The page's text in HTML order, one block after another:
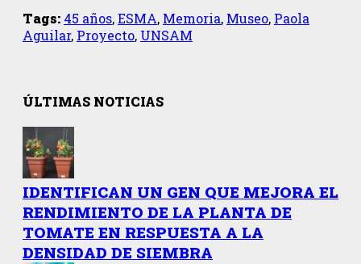
Tags: 45 años,ESMA, Memoria, Museo, Paola
Aguilar, Proyecto, UNSAM
ÚLTIMAS NOTICIAS
IDENTIFICAN UN GEN QUE MEJORA EL
RENDIMIENTO DE LA PLANTA DE
TOMATE EN RESPUESTA A LA
DENSIDAD DE SIEMBRA